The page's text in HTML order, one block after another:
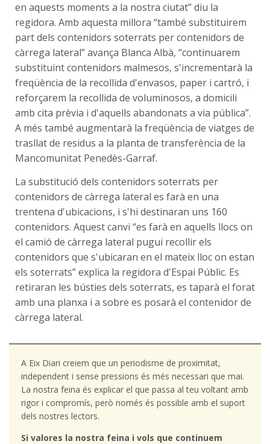
en aquests moments a la nostra ciutat” diu la
regidora. Amb aquesta millora “també substituirem
part dels contenidors soterrats per contenidors de
càrrega lateral” avança Blanca Albà, “continuarem
substituint contenidors malmesos, s'incrementarà la
freqüència de la recollida d'envasos, paper i cartró, i
reforçarem la recollida de voluminosos, a domicili
amb cita prèvia i d'aquells abandonats a via pública”.
A més també augmentarà la freqüència de viatges de
trasllat de residus a la planta de transferència de la
Mancomunitat Penedès-Garraf.
La substitució dels contenidors soterrats per
contenidors de càrrega lateral es farà en una
trentena d'ubicacions, i s'hi destinaran uns 160
contenidors. Aquest canvi “es farà en aquells llocs on
el camió de càrrega lateral pugui recollir els
contenidors que s'ubicaran en el mateix lloc on estan
els soterrats” explica la regidora d'Espai Públic. Es
retiraran les bústies dels soterrats, es taparà el forat
amb una planxa i a sobre es posarà el contenidor de
càrrega lateral.
A Eix Diari creiem que un periodisme de proximitat,
independent i sense pressions és més necessari que mai.
La nostra feina és explicar el que passa al teu voltant amb
rigor i compromís, però només és possible amb el suport
dels nostres lectors.
Si valores la nostra feina i vols que continuem